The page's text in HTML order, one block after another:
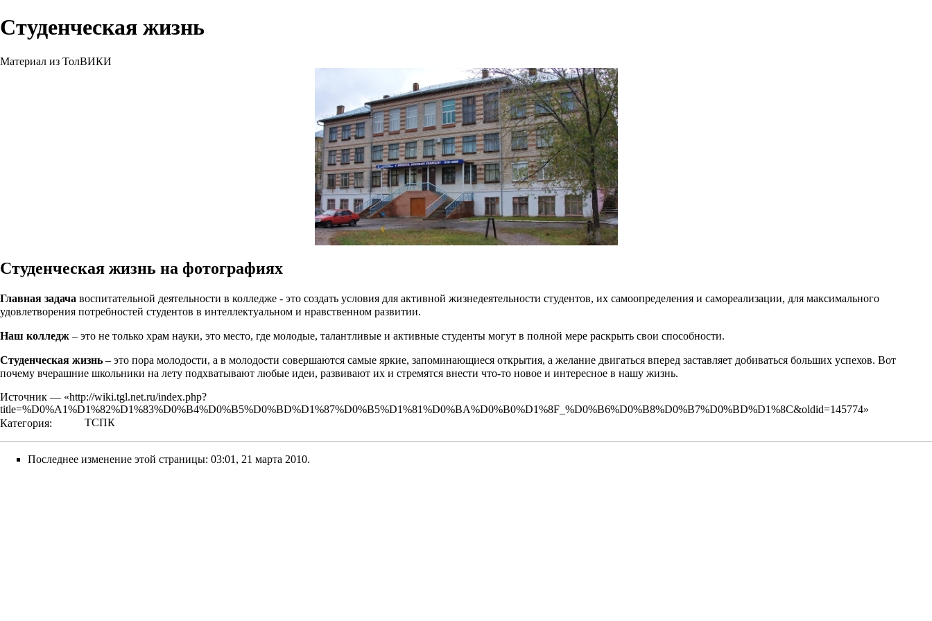
Студенческая жизнь
Материал из ТолВИКИ
Студенческая жизнь на фотографиях
Главная задача воспитательной деятельности в колледже - это создать условия для активной жизнедеятельности студентов, их самоопределения и самореализации, для максимального
удовлетворения потребностей студентов в интеллектуальном и нравственном развитии.
Наш колледж – это не только храм науки, это место, где молодые, талантливые и активные студенты могут в полной мере раскрыть свои способности.
Студенческая жизнь – это пора молодости, а в молодости совершаются самые яркие, запоминающиеся открытия, а желание двигаться вперед заставляет добиваться больших успехов. Вот
почему вчерашние школьники на лету подхватывают любые идеи, развивают их и стремятся внести что-то новое и интересное в нашу жизнь.
Источник — «http://wiki.tgl.net.ru/index.php?
title=%D0%A1%D1%82%D1%83%D0%B4%D0%B5%D0%BD%D1%87%D0%B5%D1%81%D0%BA%D0%B0%D1%8F_%D0%B6%D0%B8%D0%B7%D0%BD%D1%8C&oldid=145774»
Категория: ТСПК
Последнее изменение этой страницы: 03:01, 21 марта 2010.